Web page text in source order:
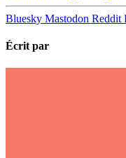
Bluesky Mastodon Reddit
Écrit par